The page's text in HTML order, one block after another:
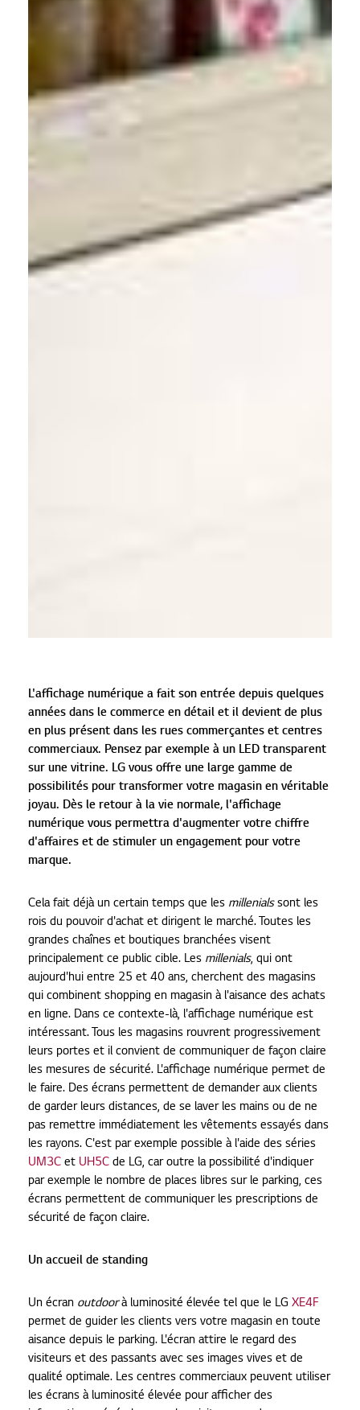
L'affichage numérique a fait son entrée depuis quelques
années dans le commerce en détail et il devient de plus
en plus présent dans les rues commerçantes et centres
commerciaux. Pensez par exemple à un LED transparent
sur une vitrine. LG vous offre une large gamme de
possibilités pour transformer votre magasin en véritable
joyau. Dès le retour à la vie normale, l'affichage
numérique vous permettra d'augmenter votre chiffre
d'affaires et de stimuler un engagement pour votre
marque.
Cela fait déjà un certain temps que les millenialssont les
rois du pouvoir d'achat et dirigent le marché. Toutes les
grandes chaînes et boutiques branchées visent
principalement ce public cible. Les millenials, qui ont
aujourd'hui entre 25 et 40 ans, cherchent des magasins
qui combinent shopping en magasin à l'aisance des achats
en ligne. Dans ce contexte-là, l'affichage numérique est
intéressant. Tous les magasins rouvrent progressivement
leurs portes et il convient de communiquer de façon claire
les mesures de sécurité. L'affichage numérique permet de
le faire. Des écrans permettent de demander aux clients
de garder leurs distances, de se laver les mains ou de ne
pas remettre immédiatement les vêtements essayés dans
les rayons. C'est par exemple possible à l'aide des séries
UM3C et UH5C de LG, car outre la possibilité d'indiquer
par exemple le nombre de places libres sur le parking, ces
écrans permettent de communiquer les prescriptions de
sécurité de façon claire.
Un accueil de standing
Un écran outdoorà luminosité élevée tel que le LG XE4F
permet de guider les clients vers votre magasin en toute
aisance depuis le parking. L'écran attire le regard des
visiteurs et des passants avec ses images vives et de
qualité optimale. Les centres commerciaux peuvent utiliser
les écrans à luminosité élevée pour afficher des